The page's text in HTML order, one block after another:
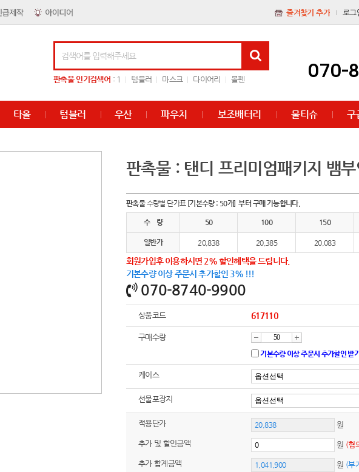
즐겨찾기 추가 로그
판촉물인기검색어 : 1 텀블러 마스크 다이어리 볼펜 070-
타올 텀블러 우산 파우치 보조배터리 물티슈 구
판촉물 : 탠디 프리미엄패키지 뱀
판촉물수량별 단가표 [기본수량 : 50개] 부터 구매 가능합니다.
수 량 50 100 150
일반가 20,838 20,385 20,083
회원가입후 이용하시면 2% 할인혜택을 드립니다.
기본수량 이상 주문시 추가할인 3% !!!
070-8740-9900
상품코드 617110
구매수량
감
소
증
가
기본수량 이상 주문시 추가할인 받기
케이스
선물포장지
적용단가 원
추가 및 할인금액 원 (협
추가 합계금액 원 (부